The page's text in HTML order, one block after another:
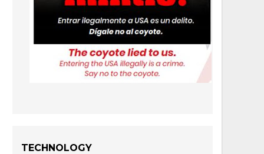
TECHNOLOGY